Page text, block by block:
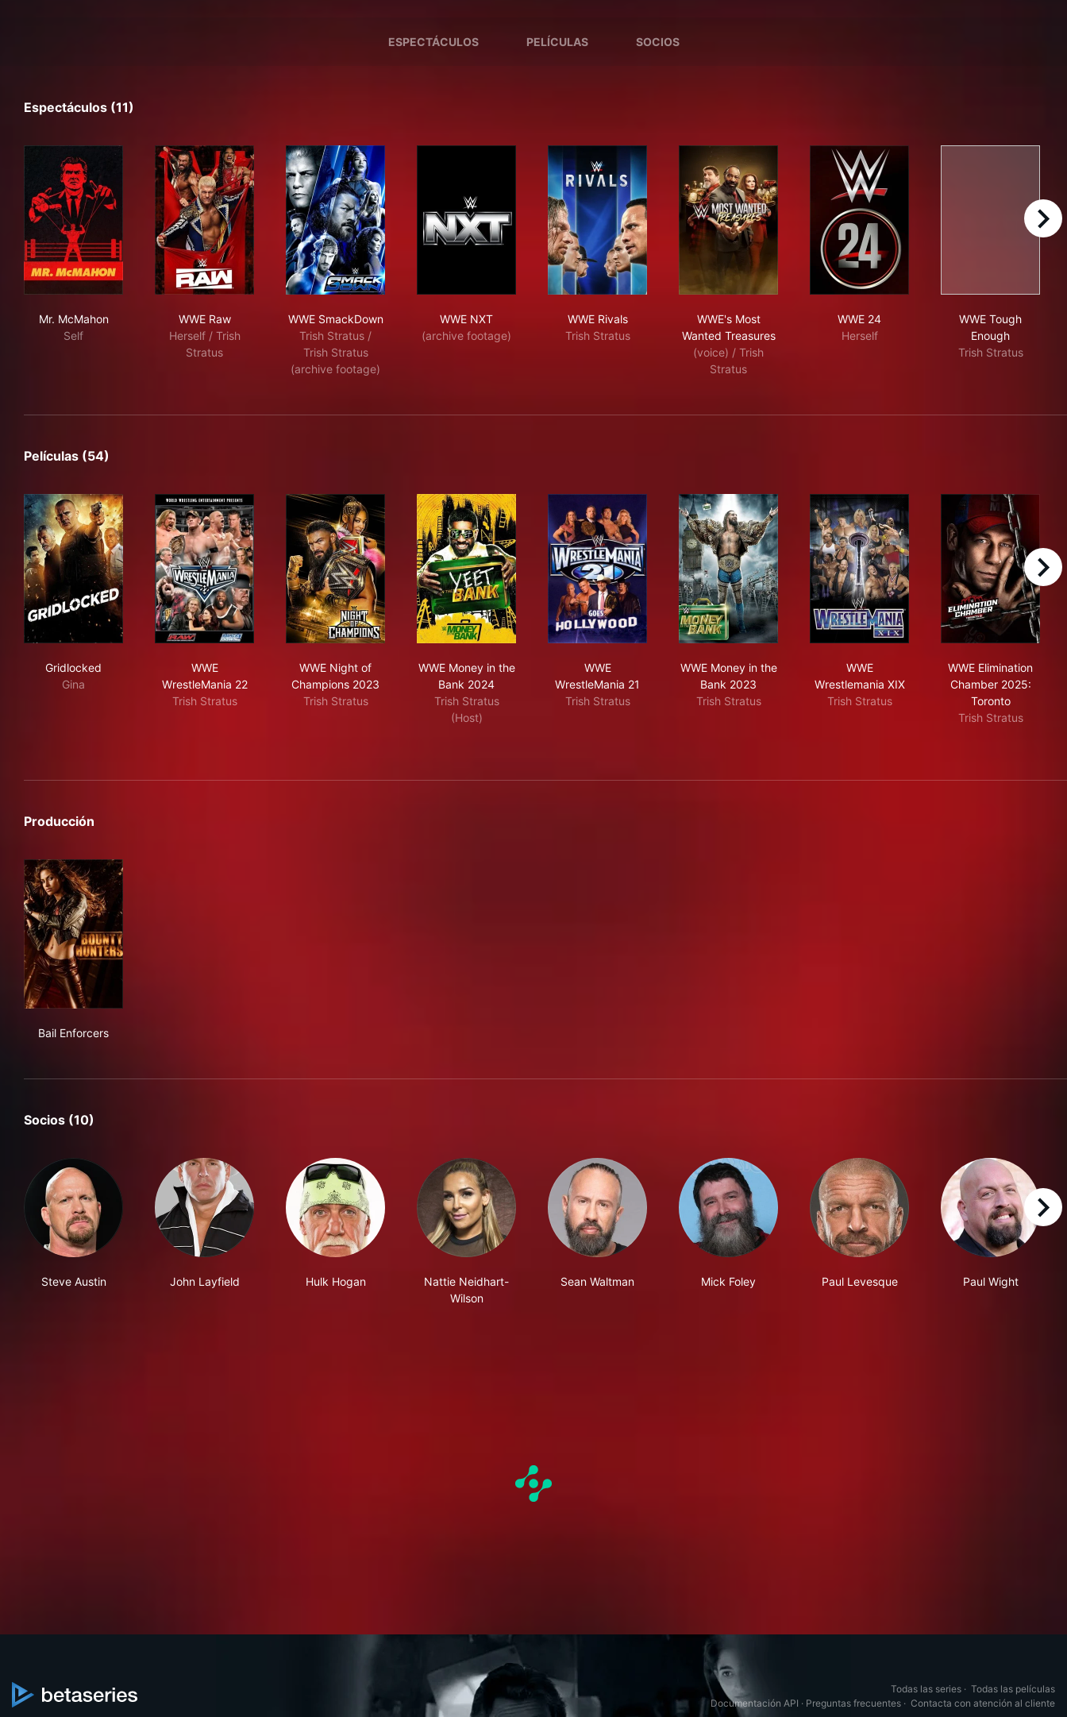
ESPECTÁCULOS PELÍCULAS SOCIOS
Espectáculos (11)
Mr. McMahon
Self
WWE Raw
Herself / Trish
Stratus
WWE SmackDown
Trish Stratus /
Trish Stratus
(archive footage)
WWE NXT
(archive footage)
WWE Rivals
Trish Stratus
WWE's Most
Wanted Treasures
(voice) / Trish
Stratus
WWE 24
Herself
WWE Tough
Enough
Trish Stratus
right
Películas (54)
Gridlocked
Gina
WWE
WrestleMania 22
Trish Stratus
WWE Night of
Champions 2023
Trish Stratus
WWE Money in the
Bank 2024
Trish Stratus
(Host)
WWE
WrestleMania 21
Trish Stratus
WWE Money in the
Bank 2023
Trish Stratus
WWE
Wrestlemania XIX
Trish Stratus
WWE Elimination
Chamber 2025:
Toronto
Trish Stratus
right
Producción
Bail Enforcers
Socios (10)
Steve Austin John Layfield Hulk Hogan
Nattie Neidhart-
Wilson
Sean Waltman Mick Foley Paul Levesque Paul Wight
right
Todas las series · Todas las películas
Documentación API · Preguntas frecuentes · Contacta con atención al cliente